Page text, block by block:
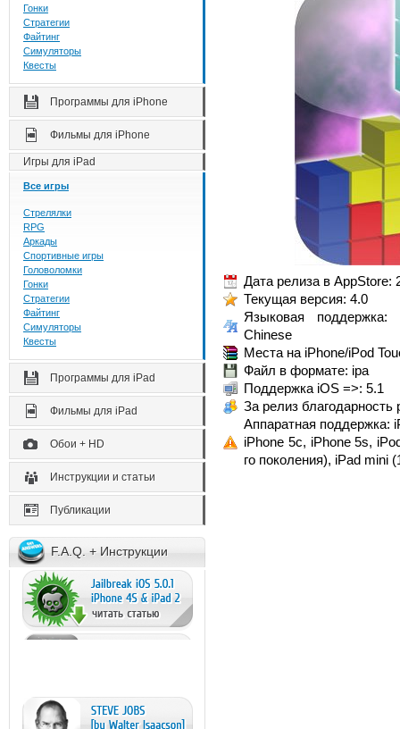
Гонки
Стратегии
Файтинг
Симуляторы
Квесты
Программы для iPhone
Фильмы для iPhone
Игры для iPad
Все игры
Стрелялки
RPG
Аркады
Спортивные игры
Головоломки
Гонки
Стратегии
Файтинг
Симуляторы
Квесты
Программы для iPad
Фильмы для iPad
Обои + HD
Инструкции и статьи
Публикации
F.A.Q. + Инструкции
Дата релиза в AppStore:
Текущая версия: 4.0
Языковая поддержка:
Chinese
Места на iPhone/iPod
Файл в формате: ipa
Поддержка iOS =>: 5.1
За релиз благодарность
Аппаратная поддержка:
iPhone 5c, iPhone 5s,
го поколения), iPad mini